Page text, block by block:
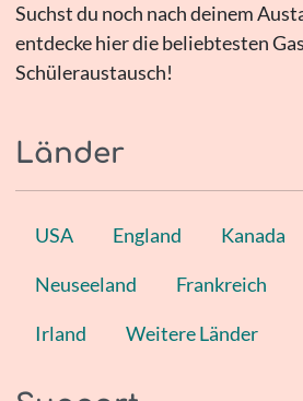
Suchst du noch nach deinem
entdecke hier die beliebtesten
Schüleraustausch!
Länder
USA England Kanada
Neuseeland Frankreich
Irland Weitere Länder